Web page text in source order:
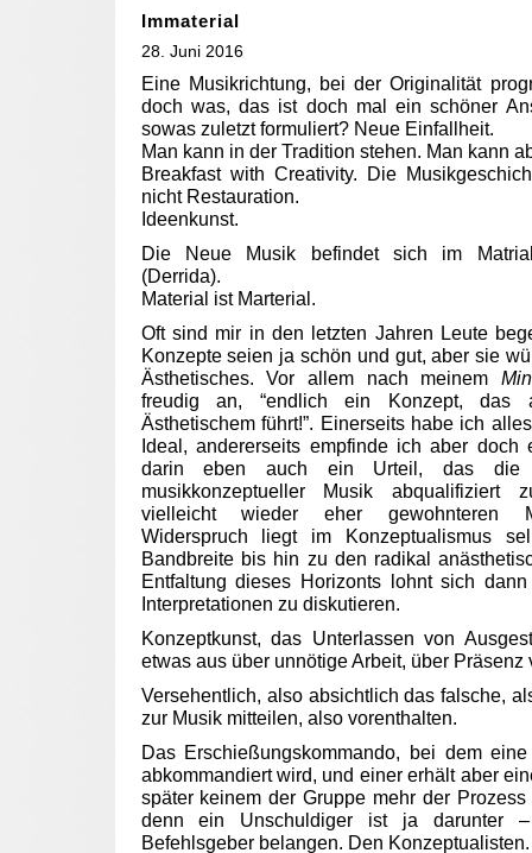
Immaterial
28. Juni 2016
Eine Musikrichtung, bei der Originalität
doch was, das ist doch mal ein schöner
sowas zuletzt formuliert? Neue Einfallheit.
Man kann in der Tradition stehen. Man kann
Breakfast with Creativity. Die
nicht Restauration.
Ideenkunst.
Die Neue Musik befindet sich im
(Derrida).
Material ist Marterial.
Oft sind mir in den letzten Jahren Leute
Konzepte seien ja schön und gut, aber sie
Ästhetisches. Vor allem nach meinem
freudig an, “endlich ein Konzept, das
Ästhetischem führt!”. Einerseits habe ich
Ideal, andererseits empfinde ich aber doch
darin eben auch ein Urteil, das die
musikkonzeptueller Musik abqualifiziert
vielleicht wieder eher gewohnteren
Widerspruch liegt im Konzeptualismus
Bandbreite bis hin zu den radikal
Entfaltung dieses Horizonts lohnt sich
Interpretationen zu diskutieren.
Konzeptkunst, das Unterlassen von
etwas aus über unnötige Arbeit, über Präsenz
Versehentlich, also absichtlich das falsche,
zur Musik mitteilen, also vorenthalten.
Das Erschießungskommando, bei dem
abkommandiert wird, und einer erhält aber
später keinem der Gruppe mehr der
denn ein Unschuldiger ist ja darunter
Befehlsgeber belangen. Den Konzeptualisten.